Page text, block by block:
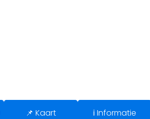
📌 Kaart ℹ️ Informatie